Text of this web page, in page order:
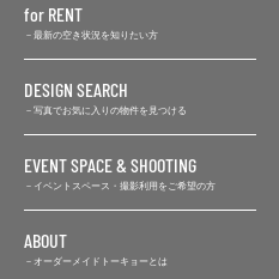
for RENT
最新の空き状況を知りたい方
DESIGN SEARCH
写真でお気に入りの物件を見つける
EVENT SPACE & SHOOTING
イベントスペース・撮影利用をご希望の方
ABOUT
オーダーメイドトーキョーとは